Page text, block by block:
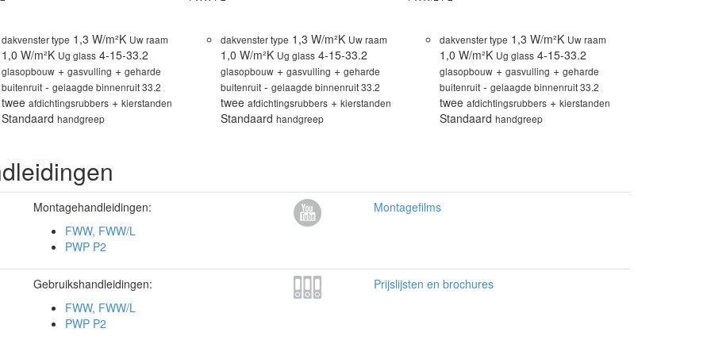
dakvenster type 1,3 W/m²K Uw raam
1,0 W/m²K Ug glass 4-15-33.2
glasopbouw + gasvulling + geharde
buitenruit - gelaagde binnenruit 33.2
twee afdichtingsrubbers + kierstanden
Standaard handgreep
dakvenster type 1,3 W/m²K Uw raam
1,0 W/m²K Ug glass 4-15-33.2
glasopbouw + gasvulling + geharde
buitenruit - gelaagde binnenruit 33.2
twee afdichtingsrubbers + kierstanden
Standaard handgreep
dakvenster type 1,3 W/m²K Uw raam
1,0 W/m²K Ug glass 4-15-33.2
glasopbouw + gasvulling + geharde
buitenruit - gelaagde binnenruit 33.2
twee afdichtingsrubbers + kierstanden
Standaard handgreep
Montagehandleidingen:
FWW, FWW/L
PWP P2
Montagefilms
Gebruikshandleidingen:
FWW, FWW/L
PWP P2
Prijslijsten en brochures